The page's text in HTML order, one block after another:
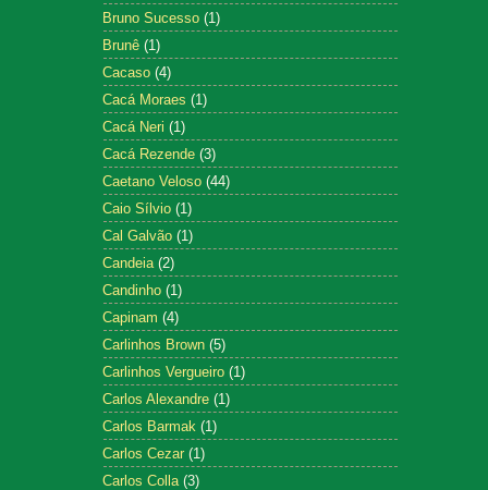
Bruno Sucesso (1)
Brunê (1)
Cacaso (4)
Cacá Moraes (1)
Cacá Neri (1)
Cacá Rezende (3)
Caetano Veloso (44)
Caio Sílvio (1)
Cal Galvão (1)
Candeia (2)
Candinho (1)
Capinam (4)
Carlinhos Brown (5)
Carlinhos Vergueiro (1)
Carlos Alexandre (1)
Carlos Barmak (1)
Carlos Cezar (1)
Carlos Colla (3)